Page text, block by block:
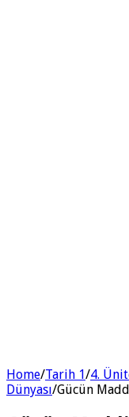
Home/Tarih 1/4.
Dünyası/Gücün